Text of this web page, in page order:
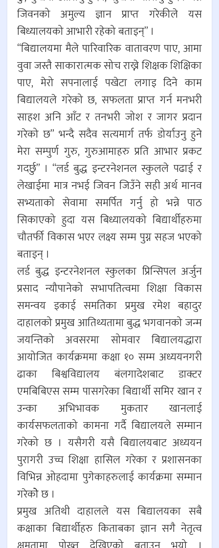
जिवनको अमुल्य ज्ञान प्राप्त गरेकीले यस
बिध्यालयको आभारी रहेको बताइन्” ।
“बिद्यालयमा मैले पारिवारिक वातावरण पाए, आमा
वुवा जस्तै साकारात्मक सोच राख्ने शिक्षक शिक्षिका
पाए, मेरो सपनालाई पखेटा लगाइ दिने काम
बिद्यालयले गरेको छ, सफलता प्राप्त गर्न मनभरी
साहश अनि आँट र तनभरी जोश र जागर प्रदान
गरेको छ” भन्दै सदैव सत्यमार्ग तर्फ डोर्याउनु हुने
मेरा सम्पुर्ण गुरु, गुरुआमाहरु प्रति आभार प्रकट
गदर्छु” । “लर्ड बुद्ध इन्टरनेशनल स्कुलले पढाई र
लेखाईमा मात्र नभई जिवन जिउँने सही अर्थ मानव
सभ्यताको सेवामा समर्पित गर्नु हो भन्ने पाठ
सिकाएको हुदा यस बिध्यालयको बिद्यार्थीहरुमा
चौतर्फी विकास भएर लक्ष्य सम्म पुग्न सहज भएको
बताइन् ।
लर्ड बुद्ध इन्टरनेशनल स्कुलका प्रिन्सिपल अर्जुन
प्रसाद न्यौपानेको सभापतित्वमा शिक्षा विकास
समन्वय इकाई समतिका प्रमुख रमेश बहादुर
दाहालको प्रमुख आतिथ्यतामा बुद्ध भगवानको जन्म
जयन्तिको अवसरमा सोमवार बिद्यालयद्धारा
आयोजित कार्यक्रममा कक्षा १० सम्म अध्ययनगरी
ढाका बिश्वविद्यालय बंलगादेशबाट डाक्टर
एमबिबिएस सम्म पासगरेका बिद्यार्थी समिर खान र
उन्का अभिभावक मुकतार खानलाई
कार्यसफलताको कामना गर्दै बिद्यालयले सम्मान
गरेको छ । यसैगरी यसै बिद्यालयबाट अध्ययन
पुरागरी उच्च शिक्षा हासिल गरेका र प्रशासनका
विभिन्न ओहदामा पुगेकाहरुलाई कार्यक्रमा सम्मान
गरेकोे छ ।
प्रमुख अतिथी दाहालले यस बिद्यालयका सबै
कक्षाका बिद्यार्थीहरु किताबका ज्ञान सगै नेतृत्व